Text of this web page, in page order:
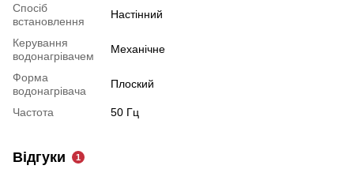
Спосіб
встановлення
Настінний
Керування
водонагрівачем
Механічне
Форма
водонагрівача
Плоский
Частота 50 Гц
Відгуки 1